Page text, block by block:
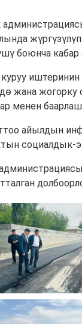
боюнча кабар
жана
менен
айылдын
социалдык-